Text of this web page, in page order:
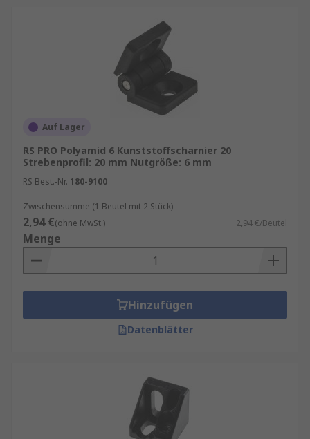
Auf Lager
RS PRO Polyamid 6 Kunststoffscharnier 20
Strebenprofil: 20 mm Nutgröße: 6 mm
RS Best.-Nr. 180-9100
Zwischensumme (1 Beutel mit 2 Stück)
2,94 €(ohne MwSt.) 2,94 €/Beutel
Menge
Hinzufügen
Datenblätter